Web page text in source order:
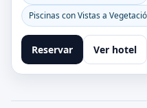
Piscinas con Vistas a
Reservar Ver hotel